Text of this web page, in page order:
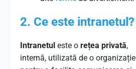
2. Ce este intranetul?
Intranetul este o rețea privată,
internă, utilizată de o organizație